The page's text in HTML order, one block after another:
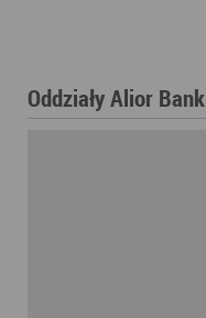
Oddziały Alior Bank